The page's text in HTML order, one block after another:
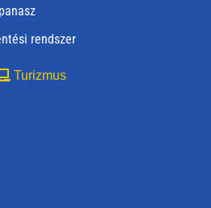
rendszer
Turizmus